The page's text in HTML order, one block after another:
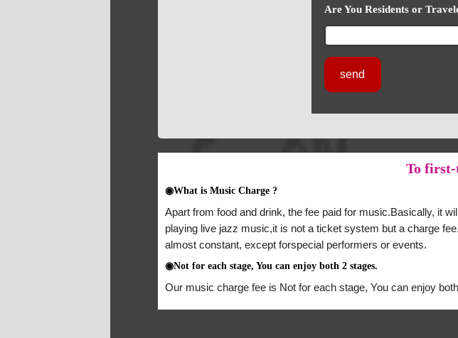
Are You Residents or
To first-
◉What is Music Charge ?
Apart from food and drink, the fee paid for music.Basically, it
playing live jazz music,it is not a ticket system but a charge
almost constant, except forspecial performers or events.
◉Not for each stage, You can enjoy both 2 stages.
Our music charge fee is Not for each stage, You can enjoy